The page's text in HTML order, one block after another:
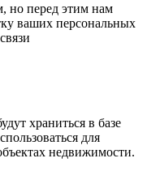
но перед этим нам
ваших персональных
храниться в базе
для
недвижимости.